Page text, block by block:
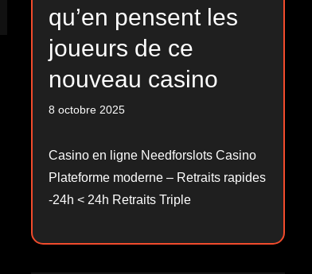
qu’en pensent les
joueurs de ce
nouveau casino
8 octobre 2025
Casino en ligne Needforslots Casino
Plateforme moderne – Retraits rapides
-24h < 24h Retraits Triple